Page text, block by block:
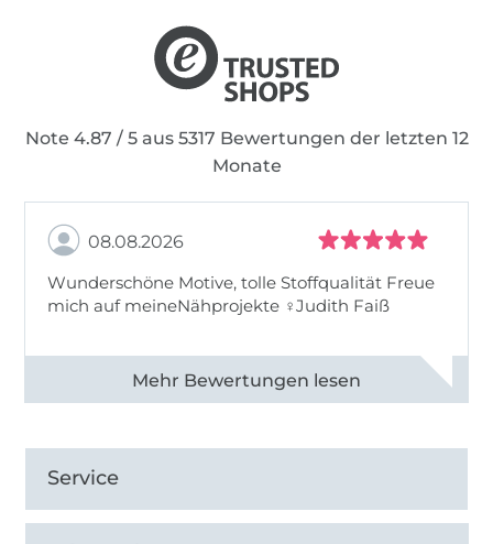
Note 4.87 / 5 aus 5317 Bewertungen der letzten 12
Monate
08.08.2026
Wunderschöne Motive, tolle Stoffqualität Freue
mich auf meineNähprojekte ♀Judith Faiß
Alle 82990 Bewertungen ansehen
Service